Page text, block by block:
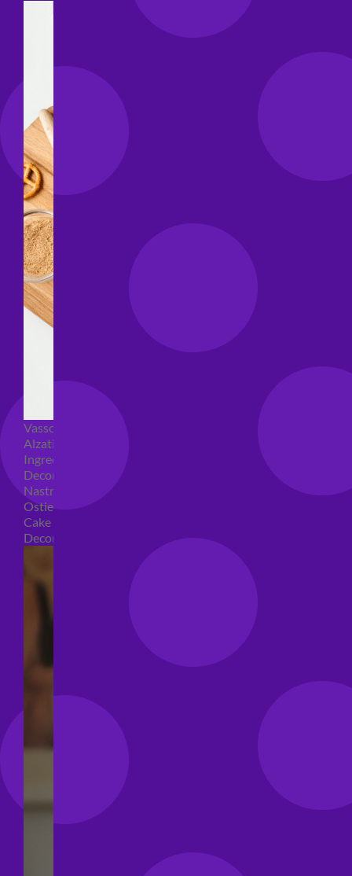
Vassoi e sottotorta
Alzatine per dolci
Ingredienti torte
Decorazioni torte
Nastri e girotorte
Ostie per torte
Cake Topper
Decori per torte